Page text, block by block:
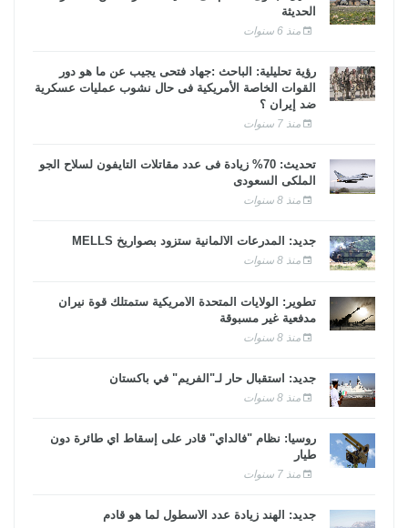
الحديثة
منذ 6 سنوات
رؤية تحليلية: الباحث :جهاد فتحى يجيب عن ما هو دور
القوات الخاصة الأمريكية فى حال نشوب عمليات عسكرية
ضد إيران ؟
منذ 7 سنوات
تحديث: 70% زيادة فى عدد مقاتلات التايفون لسلاح الجو
الملكى السعودى
منذ 8 سنوات
جديد: المدرعات الألمانية ستزود بصواريخ MELLS
منذ 8 سنوات
تطوير: الولايات المتحدة الأمريكية ستمتلك قوة نيران
مدفعية غير مسبوقة
منذ 8 سنوات
جديد: استقبال حار لـ"الفريم" في باكستان
منذ 8 سنوات
روسيا: نظام "فالداي" قادر على إسقاط أي طائرة دون
طيار
منذ 7 سنوات
جديد: الهند زيادة عدد الأسطول لما هو قادم